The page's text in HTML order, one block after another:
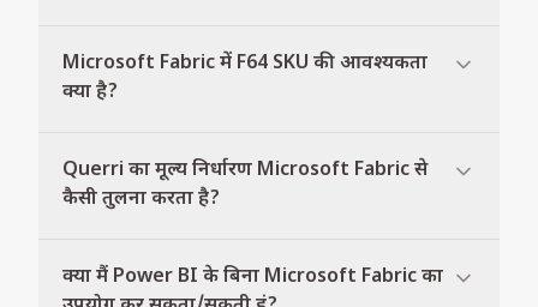
Microsoft Fabric में F64 SKU की आवश्यकता
क्या है?
Querri का मूल्य निर्धारण Microsoft Fabric से
कैसी तुलना करता है?
क्या मैं Power BI के बिना Microsoft Fabric का